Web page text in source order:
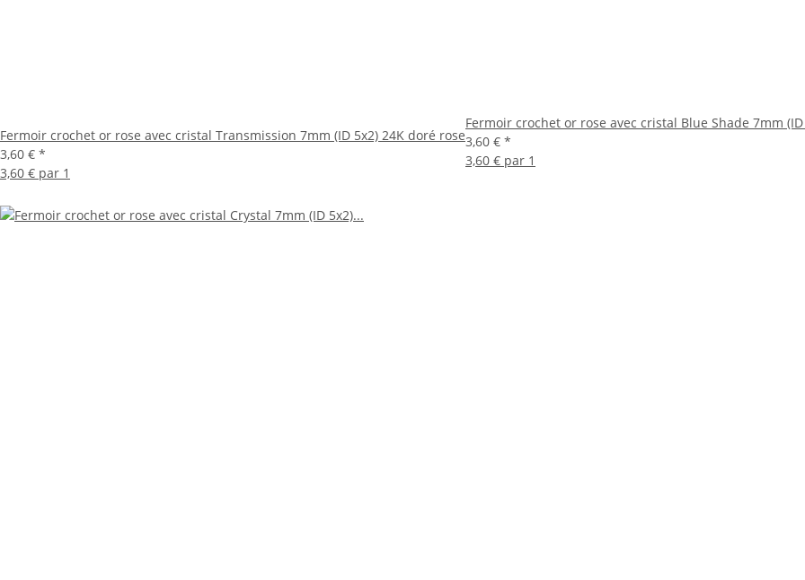
Fermoir crochet or rose avec cristal Transmission 7mm (ID 5x2) 24K doré rose
3,60 € *
3,60 € par 1
Fermoir crochet or rose avec cristal Blue Shade 7mm
3,60 € *
3,60 € par 1